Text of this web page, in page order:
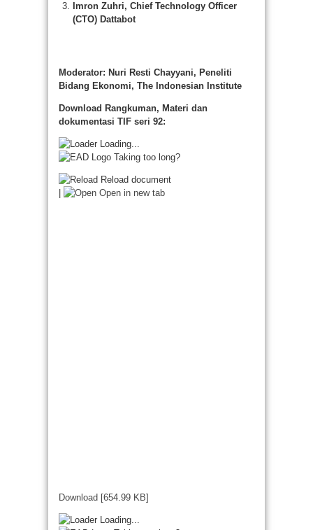
Imron Zuhri, Chief Technology Officer
(CTO) Dattabot
Moderator: Nuri Resti Chayyani, Peneliti
Bidang Ekonomi, The Indonesian Institute
Download Rangkuman, Materi dan
dokumentasi TIF seri 92:
Loading...
Taking too long?
Reload document
Open in new tab
Download [654.99 KB]
Loading...